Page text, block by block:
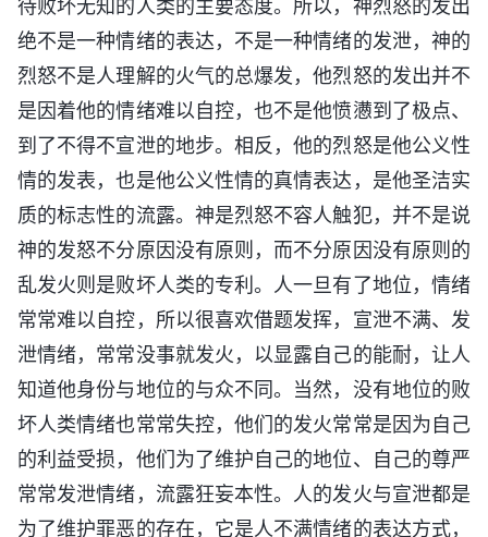
待败坏无知的人类的主要态度。所以，神烈怒的发出
绝不是一种情绪的表达，不是一种情绪的发泄，神的
烈怒不是人理解的火气的总爆发，他烈怒的发出并不
是因着他的情绪难以自控，也不是他愤懑到了极点、
到了不得不宣泄的地步。相反，他的烈怒是他公义性
情的发表，也是他公义性情的真情表达，是他圣洁实
质的标志性的流露。神是烈怒不容人触犯，并不是说
神的发怒不分原因没有原则，而不分原因没有原则的
乱发火则是败坏人类的专利。人一旦有了地位，情绪
常常难以自控，所以很喜欢借题发挥，宣泄不满、发
泄情绪，常常没事就发火，以显露自己的能耐，让人
知道他身份与地位的与众不同。当然，没有地位的败
坏人类情绪也常常失控，他们的发火常常是因为自己
的利益受损，他们为了维护自己的地位、自己的尊严
常常发泄情绪，流露狂妄本性。人的发火与宣泄都是
为了维护罪恶的存在，它是人不满情绪的表达方式，